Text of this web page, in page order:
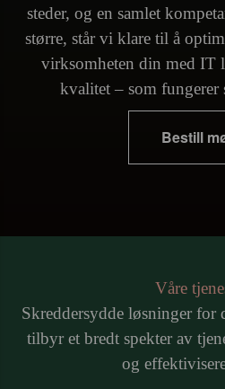
steder, og en samlet
større, står vi klare til å
virksomheten din med IT
kvalitet – som fungerer
Bestill
Våre
Skreddersydde løsninger
tilbyr et bredt spekter av
og